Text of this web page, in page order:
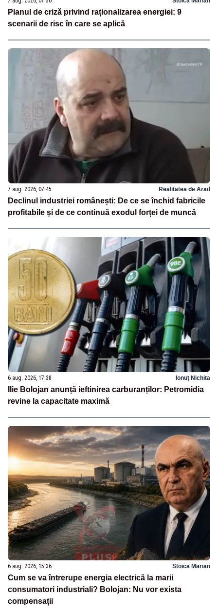
Planul de criză privind raționalizarea energiei: 9
scenarii de risc în care se aplică
7 aug. 2026, 07:45 Realitatea de Arad
Declinul industriei românești: De ce se închid fabricile
profitabile și de ce continuă exodul forței de muncă
6 aug. 2026, 17:38 Ionuț Nichita
Ilie Bolojan anunță ieftinirea carburanților: Petromidia
revine la capacitate maximă
6 aug. 2026, 15:36 Stoica Marian
Cum se va întrerupe energia electrică la marii
consumatori industriali? Bolojan: Nu vor exista
compensații